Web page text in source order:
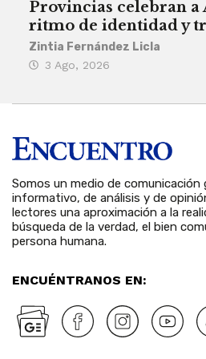
Provincias celebran a
ritmo de identidad y
Zintia Fernández Licla
3 Ago, 2026
Somos un medio de
informativo, de análisis y de
lectores una aproximación a la
búsqueda de la verdad, el bien
persona humana.
ENCUÉNTRANOS EN: